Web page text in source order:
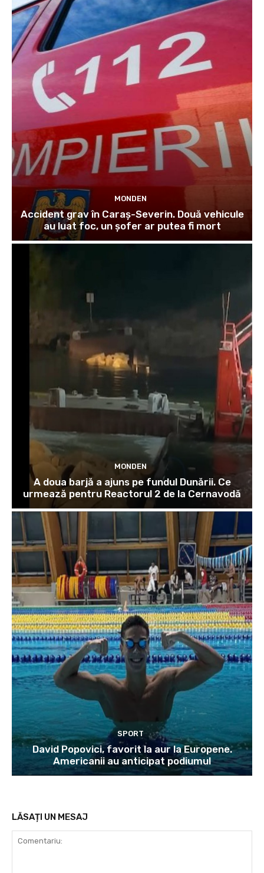
MONDEN
Accident grav în Caraș-Severin. Două vehicule
au luat foc, un șofer ar putea fi mort
MONDEN
A doua barjă a ajuns pe fundul Dunării. Ce
urmează pentru Reactorul 2 de la Cernavodă
SPORT
David Popovici, favorit la aur la Europene.
Americanii au anticipat podiumul
LĂSAȚI UN MESAJ